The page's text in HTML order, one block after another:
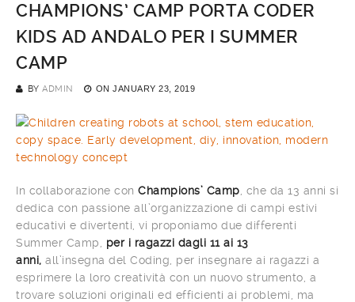
CHAMPIONS’ CAMP PORTA CODER
KIDS AD ANDALO PER I SUMMER
CAMP
BY ADMIN ON JANUARY 23, 2019
In collaborazione con Champions’ Camp , che da 13 anni si
dedica con passione all’organizzazione di campi estivi
educativi e divertenti, vi proponiamo due differenti
Summer Camp, per i ragazzi dagli 11 ai 13
anni, all’insegna del Coding, per insegnare ai ragazzi a
esprimere la loro creatività con un nuovo strumento, a
trovare soluzioni originali ed efficienti ai problemi, ma